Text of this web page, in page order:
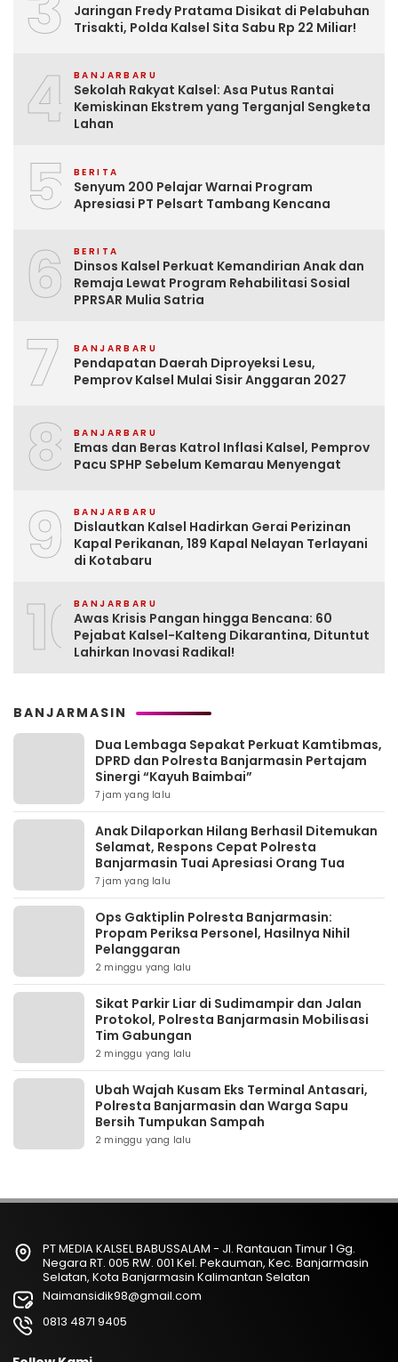
Jaringan Fredy Pratama Disikat di Pelabuhan
Trisakti, Polda Kalsel Sita Sabu Rp 22 Miliar!
4 BANJARBARU
Sekolah Rakyat Kalsel: Asa Putus Rantai
Kemiskinan Ekstrem yang Terganjal Sengketa
Lahan
5 BERITA
Senyum 200 Pelajar Warnai Program
Apresiasi PT Pelsart Tambang Kencana
6 BERITA
Dinsos Kalsel Perkuat Kemandirian Anak dan
Remaja Lewat Program Rehabilitasi Sosial
PPRSAR Mulia Satria
7 BANJARBARU
Pendapatan Daerah Diproyeksi Lesu,
Pemprov Kalsel Mulai Sisir Anggaran 2027
8 BANJARBARU
Emas dan Beras Katrol Inflasi Kalsel, Pemprov
Pacu SPHP Sebelum Kemarau Menyengat
9 BANJARBARU
Dislautkan Kalsel Hadirkan Gerai Perizinan
Kapal Perikanan, 189 Kapal Nelayan Terlayani
di Kotabaru
10BANJARBARU
Awas Krisis Pangan hingga Bencana: 60
Pejabat Kalsel-Kalteng Dikarantina, Dituntut
Lahirkan Inovasi Radikal!
BANJARMASIN
Dua Lembaga Sepakat Perkuat Kamtibmas,
DPRD dan Polresta Banjarmasin Pertajam
Sinergi “Kayuh Baimbai”
7 jam yang lalu
Anak Dilaporkan Hilang Berhasil Ditemukan
Selamat, Respons Cepat Polresta
Banjarmasin Tuai Apresiasi Orang Tua
7 jam yang lalu
Ops Gaktiplin Polresta Banjarmasin:
Propam Periksa Personel, Hasilnya Nihil
Pelanggaran
2 minggu yang lalu
Sikat Parkir Liar di Sudimampir dan Jalan
Protokol, Polresta Banjarmasin Mobilisasi
Tim Gabungan
2 minggu yang lalu
Ubah Wajah Kusam Eks Terminal Antasari,
Polresta Banjarmasin dan Warga Sapu
Bersih Tumpukan Sampah
2 minggu yang lalu
PT MEDIA KALSEL BABUSSALAM - Jl. Rantauan Timur 1 Gg.
Negara RT. 005 RW. 001 Kel. Pekauman, Kec. Banjarmasin
Selatan, Kota Banjarmasin Kalimantan Selatan
Naimansidik98@gmail.com
0813 4871 9405